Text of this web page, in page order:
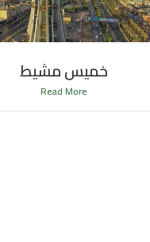
خميس مشيط
Read More